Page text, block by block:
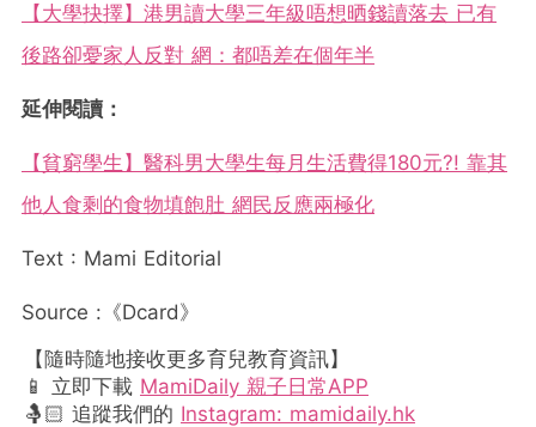
【大學抉擇】港男讀大學三年級唔想晒錢讀落去 已有
後路卻憂家人反對 網：都唔差在個年半
延伸閱讀：
【貧窮學生】醫科男大學生每月生活費得180元?! 靠其
他人食剩的食物填飽肚 網民反應兩極化
Text : Mami Editorial
Source :《Dcard》
【隨時隨地接收更多育兒教育資訊】
📱 立即下載 MamiDaily 親子日常APP
🤱🏻 追蹤我們的 Instagram: mamidaily.hk